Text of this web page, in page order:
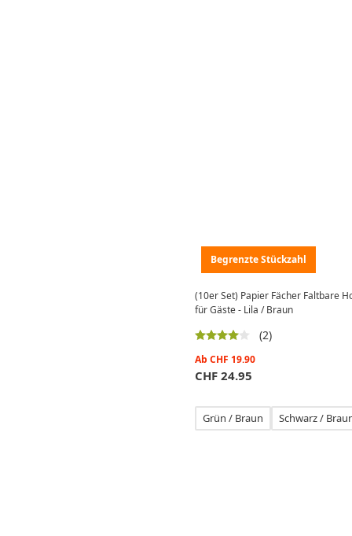
Begrenzte Stückzahl
(10er Set) Papier Fächer Faltbare
für Gäste - Lila / Braun
(2)
Ab CHF 19.90
CHF 24.95
Grün / Braun Schwarz /